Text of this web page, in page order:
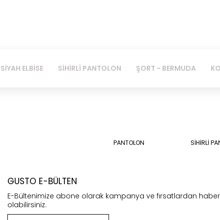
SİYAH ELBİSE SİHİRLİ PANTOLON ŞORT - BERMUDA
PANTOLON SİHİRLİ
GUSTO E-BÜLTEN
E-Bültenimize abone olarak kampanya ve fırsatlardan
olabilirsiniz.